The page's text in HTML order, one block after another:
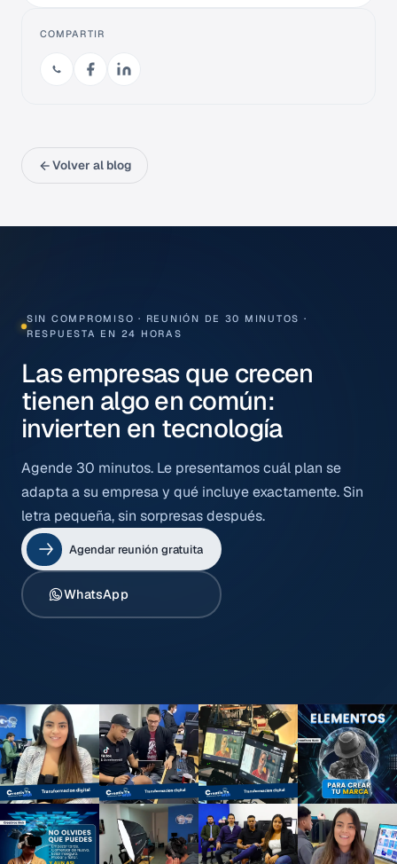
COMPARTIR
Volver al blog
SIN COMPROMISO · REUNIÓN DE 30 MINUTOS ·
RESPUESTA EN 24 HORAS
Las empresas que crecen
tienen algo en común:
invierten en tecnología
Agende 30 minutos. Le presentamos cuál plan se
adapta a su empresa y qué incluye exactamente. Sin
letra pequeña, sin sorpresas después.
Agendar reunión gratuita
WhatsApp